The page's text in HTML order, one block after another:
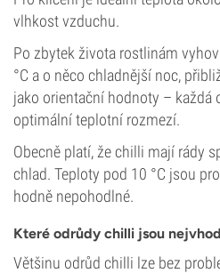
vlhkost vzduchu.
Po zbytek života rostlinám
°C a o něco chladnější noc,
jako orientační hodnoty – každá
optimální teplotní rozmezí.
Obecně platí, že chilli mají rády
chlad. Teploty pod 10 °C jsou
hodně nepohodlné.
Které odrůdy chilli jsou
Většinu odrůd chilli lze bez